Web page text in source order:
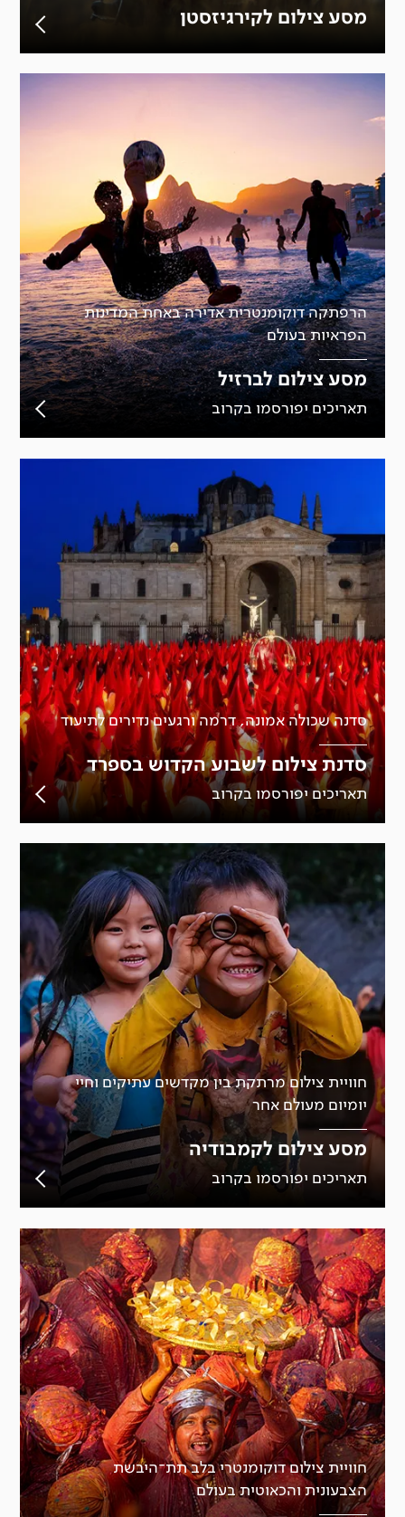
מסע צילום לקירגיזסטן
הרפתקה דוקומנטרית אדירה באחת המדינות
הפראיות בעולם
מסע צילום לברזיל
תאריכים יפורסמו בקרוב
סדנה שכולה אמונה, דרמה ורגעים נדירים לתיעוד
סדנת צילום לשבוע הקדוש בספרד
תאריכים יפורסמו בקרוב
חוויית צילום מרתקת בין מקדשים עתיקים וחיי
יומיום מעולם אחר
מסע צילום לקמבודיה
תאריכים יפורסמו בקרוב
חוויית צילום דוקומנטרי בלב תת־היבשת
הצבעונית והכאוטית בעולם